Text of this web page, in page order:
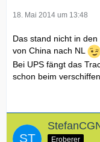
18. Mai 2014 um 13:48
Das stand nicht in
von China nach NL
Bei UPS fängt das
schon beim
Eroberer